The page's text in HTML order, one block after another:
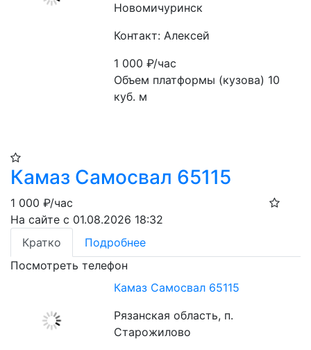
Новомичуринск
Контакт: Алексей
1 000₽/час
Объем платформы (кузова) 10
куб. м
Камаз Самосвал 65115
1 000 ₽/час
На сайте с 01.08.2026 18:32
Кратко
Подробнее
Посмотреть телефон
Камаз Самосвал 65115
Рязанская область, п.
Старожилово